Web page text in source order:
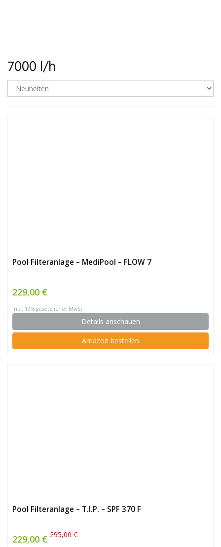
7000 l/h
Pool Filteranlage – MediPool – FLOW 7
229,00 €
inkl. 19% gesetzlicher MwSt.
Details anschauen
Amazon bestellen
Pool Filteranlage – T.I.P. – SPF 370 F
229,00 € 295,00 €